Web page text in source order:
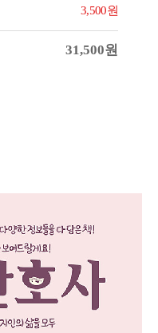
3,500원
31,500원